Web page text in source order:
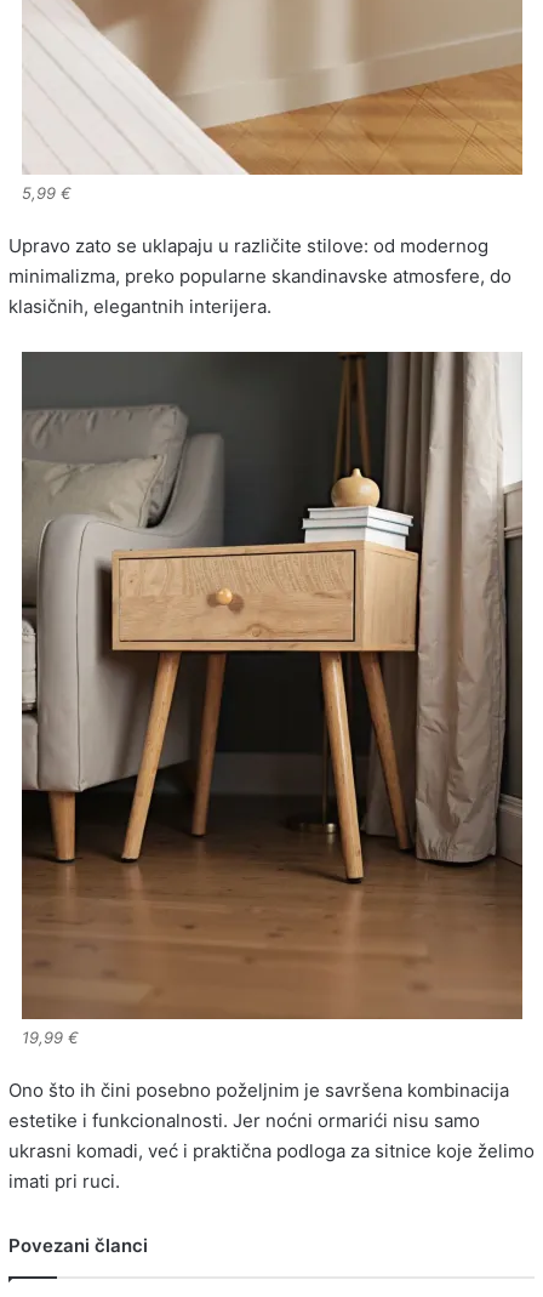
5,99 €
Upravo zato se uklapaju u različite stilove: od modernog
minimalizma, preko popularne skandinavske atmosfere, do
klasičnih, elegantnih interijera.
19,99 €
Ono što ih čini posebno poželjnim je savršena kombinacija
estetike i funkcionalnosti. Jer noćni ormarići nisu samo
ukrasni komadi, već i praktična podloga za sitnice koje želimo
imati pri ruci.
Povezani članci